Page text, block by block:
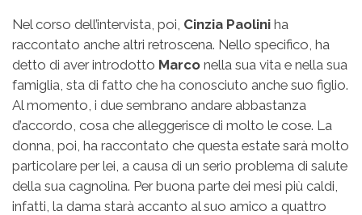
Nel corso dell’intervista, poi, Cinzia Paolini ha
raccontato anche altri retroscena. Nello specifico, ha
detto di aver introdotto Marco nella sua vita e nella sua
famiglia, sta di fatto che ha conosciuto anche suo figlio.
Al momento, i due sembrano andare abbastanza
d’accordo, cosa che alleggerisce di molto le cose. La
donna, poi, ha raccontato che questa estate sarà molto
particolare per lei, a causa di un serio problema di salute
della sua cagnolina. Per buona parte dei mesi più caldi,
infatti, la dama starà accanto al suo amico a quattro